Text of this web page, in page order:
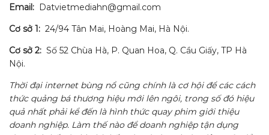
Email: Datvietmediahn@gmail.com
Cơ sở 1: 24/94 Tân Mai, Hoàng Mai, Hà Nội.
Cơ sở 2: Số 52 Chùa Hà, P. Quan Hoa, Q. Cầu Giấy, TP Hà
Nội.
Thời đại internet bùng nổ cũng chính là cơ hội để các cách
thức quảng bá thương hiệu mới lên ngôi, trong số đó hiệu
quả nhất phải kể đến là hình thức quay phim giới thiệu
doanh nghiệp. Làm thế nào để doanh nghiệp tận dụng